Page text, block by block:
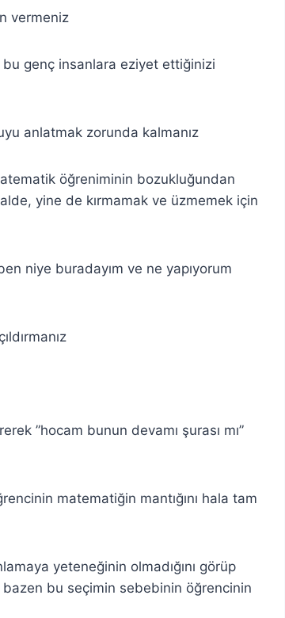
vermeniz
genç insanlara eziyet ettiğinizi
anlatmak zorunda kalmanız
öğreniminin bozukluğundan
yine de kırmamak ve üzmemek için
niye buradayım ve ne yapıyorum
”hocam bunun devamı şurası mı”
matematiğin mantığını hala tam
yeteneğinin olmadığını görüp
bazen bu seçimin sebebinin öğrencinin